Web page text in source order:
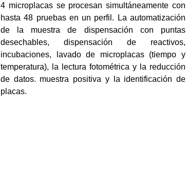
4 microplacas se procesan simultáneamente con
hasta 48 pruebas en un perfil. La automatización
de la muestra de dispensación con puntas
desechables, dispensación de reactivos,
incubaciones, lavado de microplacas (tiempo y
temperatura), la lectura fotométrica y la reducción
de datos. muestra positiva y la identificación de
placas.